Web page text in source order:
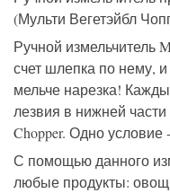
(Мульти Вегетэйбл
Ручной измельчитель
счет шлепка по нему,
мельче нарезка!
лезвия в нижней части
Chopper. Одно
С помощью данного
любые продукты: